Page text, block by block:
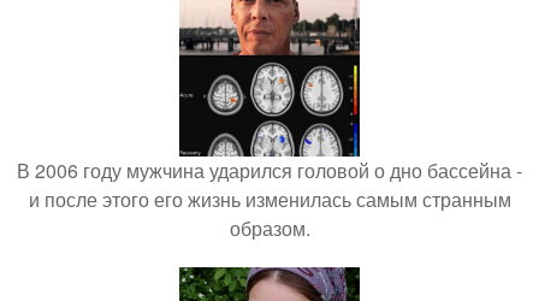
В 2006 году мужчина ударился головой о дно бассейна -
и после этого его жизнь изменилась самым странным
образом.